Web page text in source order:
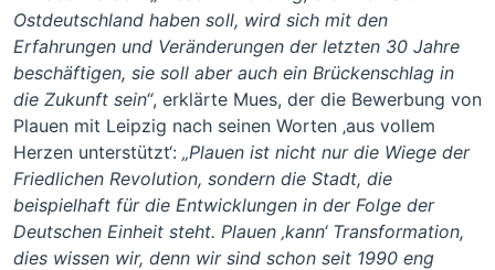
Ostdeutschland haben soll, wird sich mit den
Erfahrungen und Veränderungen der letzten 30 Jahre
beschäftigen, sie soll aber auch ein Brückenschlag in
die Zukunft sein“, erklärte Mues, der die Bewerbung von
Plauen mit Leipzig nach seinen Worten ‚aus vollem
Herzen unterstützt‘: „Plauen ist nicht nur die Wiege der
Friedlichen Revolution, sondern die Stadt, die
beispielhaft für die Entwicklungen in der Folge der
Deutschen Einheit steht. Plauen ‚kann‘ Transformation,
dies wissen wir, denn wir sind schon seit 1990 eng